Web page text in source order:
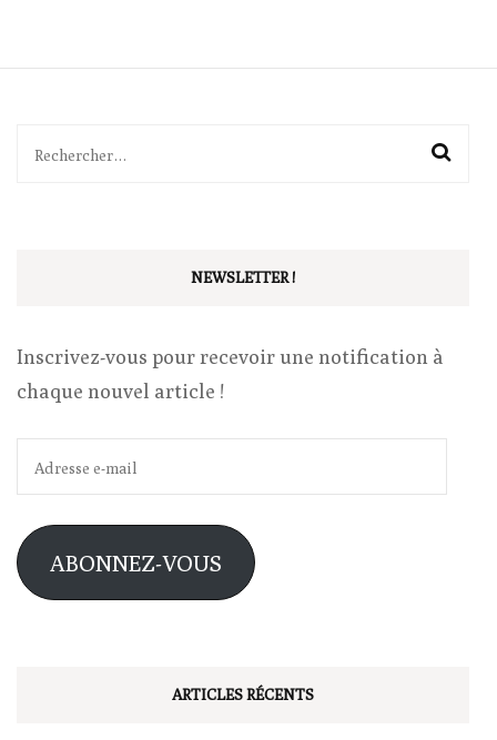
Rechercher :
NEWSLETTER !
Inscrivez-vous pour recevoir une notification à
chaque nouvel article !
e-
mail
ABONNEZ-VOUS
ARTICLES RÉCENTS